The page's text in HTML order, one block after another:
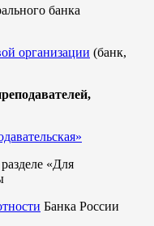
банка
организации (банк,
«Для
Банка России